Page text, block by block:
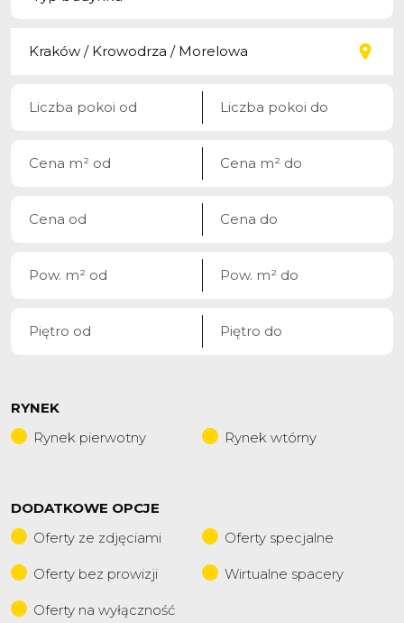
RYNEK
Rynek pierwotny
Rynek wtórny
DODATKOWE OPCJE
Oferty ze zdjęciami
Oferty specjalne
Oferty bez prowizji Wirtualne spacery
Oferty na wyłączność